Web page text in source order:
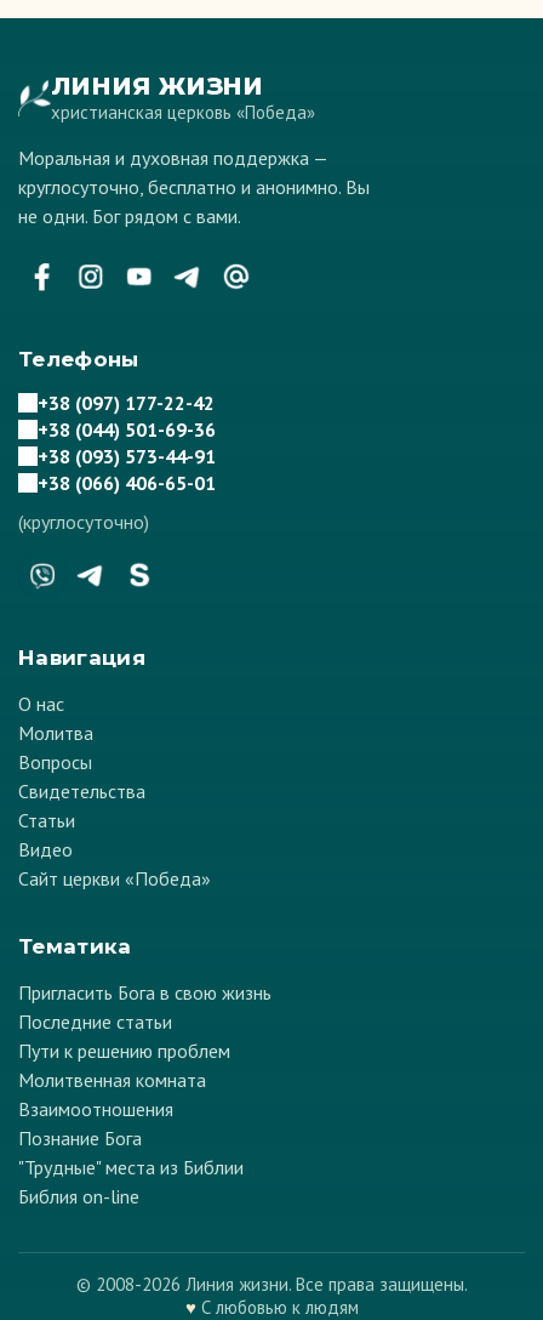
ЛИНИЯ ЖИЗНИ
христианская церковь «Победа»
Моральная и духовная поддержка —
круглосуточно, бесплатно и анонимно. Вы
не одни. Бог рядом с вами.
Телефоны
+38 (097) 177-22-42
+38 (044) 501-69-36
+38 (093) 573-44-91
+38 (066) 406-65-01
(круглосуточно)
Навигация
О нас
Молитва
Вопросы
Свидетельства
Статьи
Видео
Сайт церкви «Победа»
Тематика
Пригласить Бога в свою жизнь
Последние статьи
Пути к решению проблем
Молитвенная комната
Взаимоотношения
Познание Бога
"Трудные" места из Библии
Библия on-line
© 2008-2026 Линия жизни. Все права защищены.
♥С любовью к людям